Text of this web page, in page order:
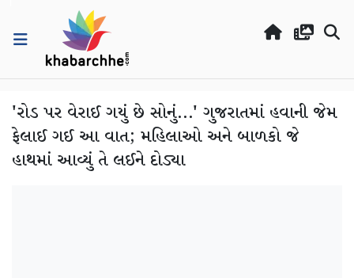
'રોડ પર વેરાઈ ગયું છે સોનું...' ગુજરાતમાં હવાની જેમ
ફેલાઈ ગઈ આ વાત; મહિલાઓ અને બાળકો જે
હાથમાં આવ્યું તે લઈને દોડ્યા